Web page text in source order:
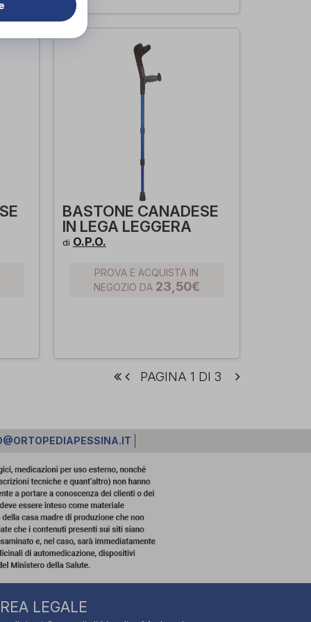
BASTONE CANADESE
IN LEGA LEGGERA
di O.P.O.
PROVA E ACQUISTA IN
NEGOZIO DA 23,50€
PAGINA 1 DI 3
LEGALE